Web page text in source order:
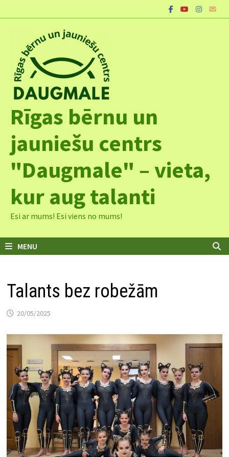
to
Rīgas bērnu un
jauniešu centrs
"Daugmale" – vieta,
kur aug talanti
Esi ar mums! Esi viens no mums!
MENU
Talants bez robežām
20/05/2025